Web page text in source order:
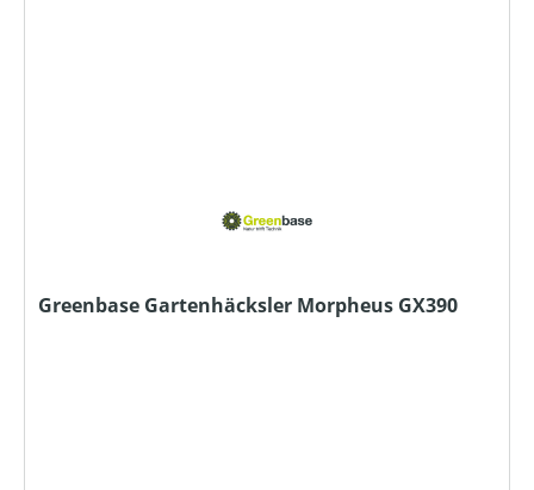
Greenbase Gartenhäcksler Morpheus GX390